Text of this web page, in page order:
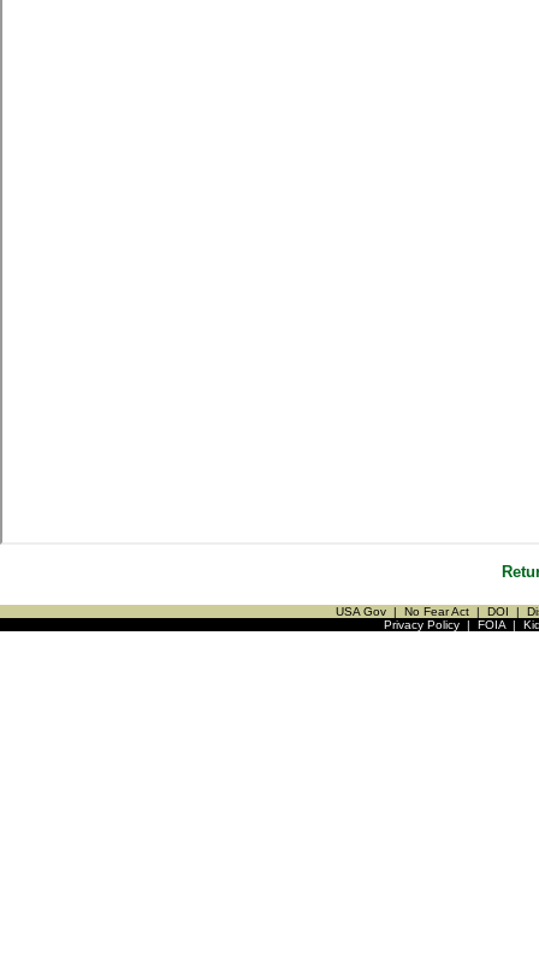
USA Gov | No Fear Act | DOI |
Privacy Policy| FOIA|